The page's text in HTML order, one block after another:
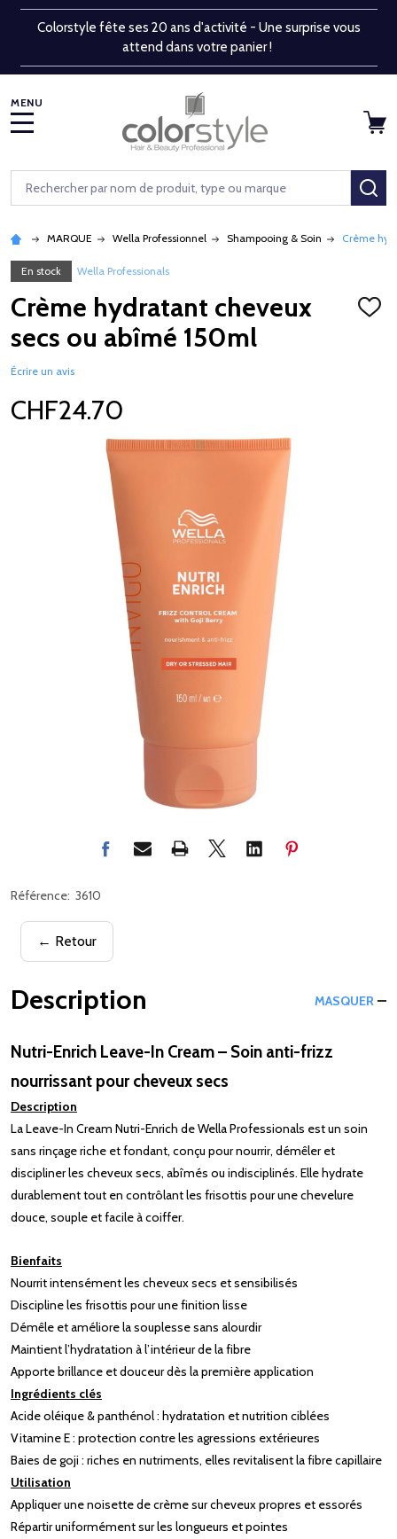
Colorstyle fête ses 20 ans d'activité - Une surprise vous
attend dans votre panier !
Rechercher
MARQUE Wella Professionnel Shampooing & Soin Crème
En stock Wella Professionals
Crème hydratant cheveux
secs ou abîmé 150ml
Écrire un avis
CHF24.70
Référence: 3610
← Retour
Description MASQUER
Nutri-Enrich Leave-In Cream – Soin anti-frizz
nourrissant pour cheveux secs
Description
La Leave-In Cream Nutri-Enrich de Wella Professionals est un soin
sans rinçage riche et fondant, conçu pour nourrir, démêler et
discipliner les cheveux secs, abîmés ou indisciplinés. Elle hydrate
durablement tout en contrôlant les frisottis pour une chevelure
douce, souple et facile à coiffer.
Bienfaits
Nourrit intensément les cheveux secs et sensibilisés
Discipline les frisottis pour une finition lisse
Démêle et améliore la souplesse sans alourdir
Maintient l’hydratation à l’intérieur de la fibre
Apporte brillance et douceur dès la première application
Ingrédients clés
Acide oléique & panthénol : hydratation et nutrition ciblées
Vitamine E : protection contre les agressions extérieures
Baies de goji : riches en nutriments, elles revitalisent la fibre capillaire
Utilisation
Appliquer une noisette de crème sur cheveux propres et essorés
Répartir uniformément sur les longueurs et pointes